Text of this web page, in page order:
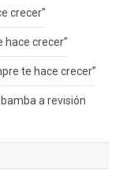
crecer”
hace crecer”
te hace crecer”
a revisión